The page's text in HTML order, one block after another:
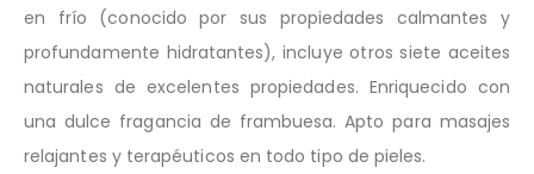
en frío (conocido por sus propiedades calmantes y
profundamente hidratantes), incluye otros siete aceites
naturales de excelentes propiedades. Enriquecido con
una dulce fragancia de frambuesa. Apto para masajes
relajantes y terapéuticos en todo tipo de pieles.